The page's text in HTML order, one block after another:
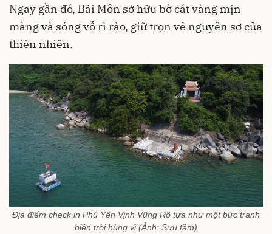
Ngay gần đó, Bãi Môn sở hữu bờ cát vàng mịn
màng và sóng vỗ rì rào, giữ trọn vẻ nguyên sơ của
thiên nhiên.
Địa điểm check in Phú Yên Vịnh Vũng Rô tựa như một bức tranh
biển trời hùng vĩ (Ảnh: Sưu tầm)